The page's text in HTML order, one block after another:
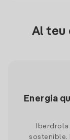
Al teu
Energia
sostenible.